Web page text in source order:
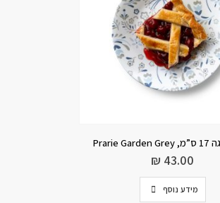
₪79.00
63.20
הוספה לסל